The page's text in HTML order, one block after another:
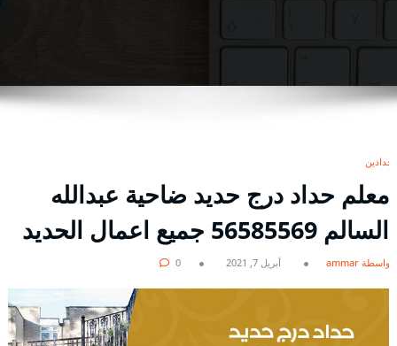
حدادين
معلم حداد درج حديد ضاحية عبدالله
السالم 56585569 جميع اعمال الحديد
بواسطة ammar أبريل 7, 2021 0